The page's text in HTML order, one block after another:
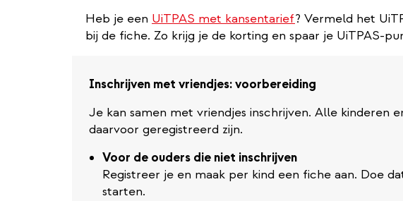
Heb je een UiTPAS met kansentarief? Vermeld het
bij de fiche. Zo krijg je de korting en spaar je UiTPAS-
Inschrijven met vriendjes: voorbereiding
Je kan samen met vriendjes inschrijven. Alle kinderen
daarvoor geregistreerd zijn.
Voor de ouders die niet inschrijven
Registreer je en maak per kind een fiche aan. Doe
starten.